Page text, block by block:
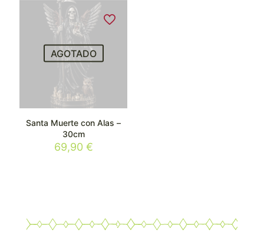
AGOTADO
Santa Muerte con Alas –
30cm
69,90 €